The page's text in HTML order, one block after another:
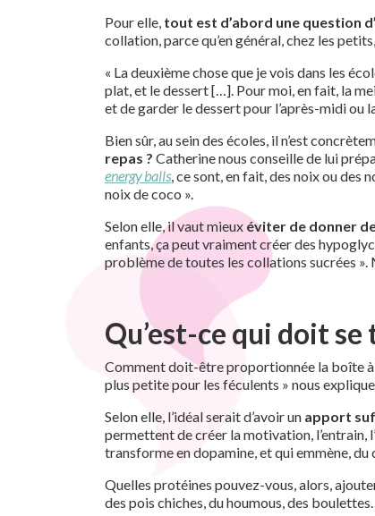
Pour elle, tout est d’abord une question
collation, parce qu’en général, chez les
« La deuxième chose que je vois dans les
plat, et le dessert […]. Pour moi, en fait, la
et de garder le dessert pour l’après-midi ou
Bien sûr, au sein des écoles, il n’est
repas ? Catherine nous conseille de lui
energy balls, ce sont, en fait, des noix ou des
noix de coco ».
Selon elle, il vaut mieux éviter de donner
enfants, ça peut vraiment créer des
problème de toutes les collations sucrées
Qu’est-ce qui doit
Comment doit-être proportionnée la boîte à
plus petite pour les féculents » nous
Selon elle, l’idéal serait d’avoir un apport
permettent de créer la motivation, l’entrain,
transforme en dopamine, et qui emmène, du
Quelles protéines pouvez-vous, alors,
des pois chiches, du houmous, des